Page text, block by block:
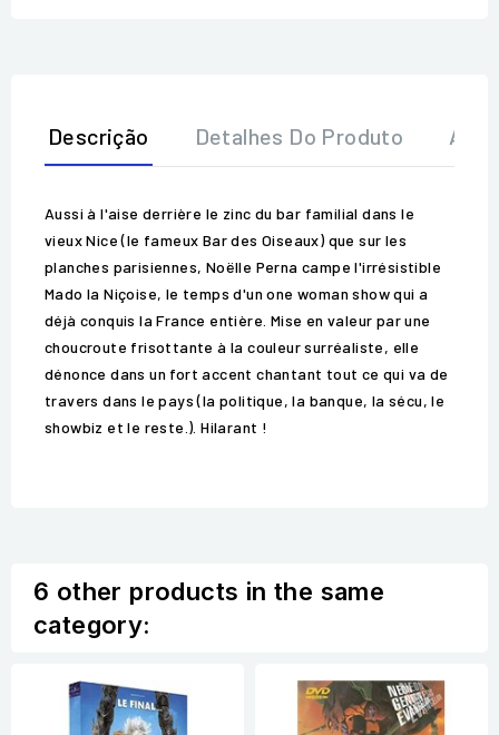
Descrição Detalhes Do Produto
Aussi à l'aise derrière le zinc du bar familial dans le
vieux Nice (le fameux Bar des Oiseaux) que sur les
planches parisiennes, Noëlle Perna campe l'irrésistible
Mado la Niçoise, le temps d'un one woman show qui a
déjà conquis la France entière. Mise en valeur par une
choucroute frisottante à la couleur surréaliste, elle
dénonce dans un fort accent chantant tout ce qui va de
travers dans le pays (la politique, la banque, la sécu, le
showbiz et le reste.). Hilarant !
6 other products in the same
category: